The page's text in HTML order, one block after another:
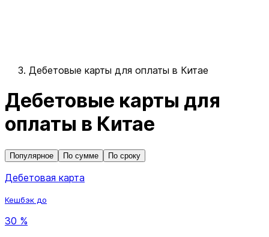
Дебетовые карты для оплаты в Китае
Дебетовые карты для
оплаты в Китае
Популярное По сумме По сроку
Дебетовая карта
Кешбэк до
30 %